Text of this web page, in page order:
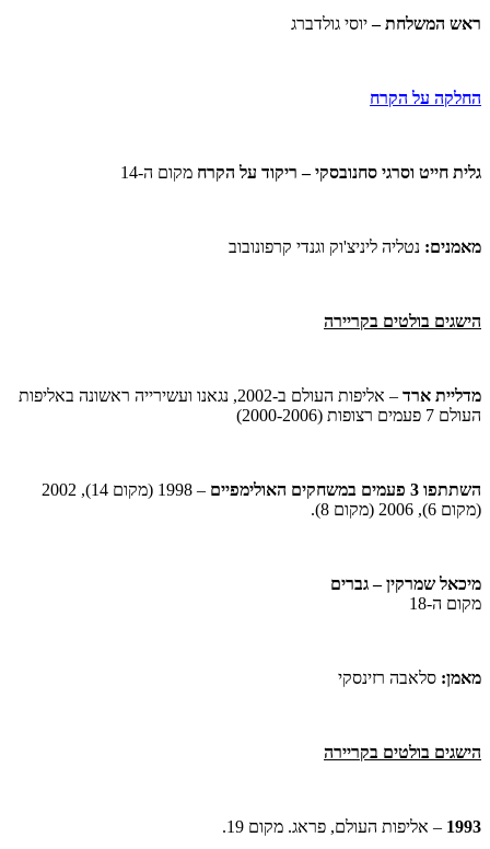
ראש המשלחת –יוסי גולדברג
החלקה על הקרח
גלית חייט וסרגי סחנובסקי – ריקוד על הקרח מקום ה-14
מאמנים: נטליה ליניצ'וק וגנדי קרפונובוב
הישגים בולטים בקריירה
מדליית ארד
– אליפות העולם ב-2002, נגאנו ועשירייה ראשונה באליפות
העולם 7 פעמים רצופות (2000-2006)
השתתפו 3 פעמים במשחקים האולימפיים
– 1998 (מקום 14), 2002
(מקום 6), 2006 (מקום 8).
מיכאל שמרקין – גברים
מקום ה-18
מאמן: סלאבה רזינסקי
הישגים בולטים בקריירה
1993 – אליפות העולם, פראג. מקום 19.